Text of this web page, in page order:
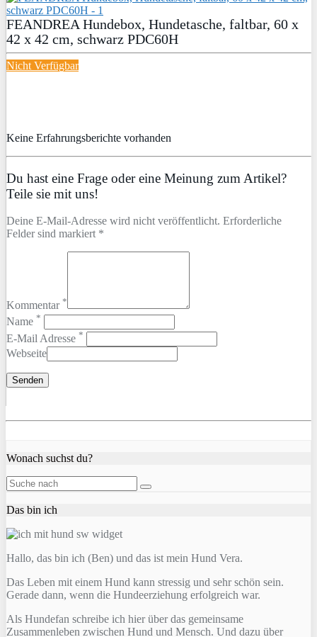
FEANDREA Hundebox, Hundetasche, faltbar, 60 x
42 x 42 cm, schwarz PDC60H
Nicht Verfügbar
Keine Erfahrungsberichte vorhanden
Du hast eine Frage oder eine Meinung zum Artikel?
Teile sie mit uns!
Deine E-Mail-Adresse wird nicht veröffentlicht. Erforderliche
Felder sind markiert *
Kommentar *
Name *
E-Mail Adresse *
Webseite
Wonach suchst du?
Das bin ich
Hallo, das bin ich (Ben) und das ist mein Hund Vera.
Das Leben mit einem Hund kann stressig und sehr schön sein.
Gerade dann, wenn die Hundeerziehung erfolgreich war.
Als Hundefan schreibe ich hier über das gemeinsame
Zusammenleben zwischen Hund und Mensch. Und dazu über